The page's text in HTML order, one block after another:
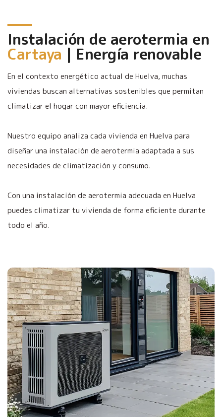
Instalación de aerotermia en
Cartaya | Energía renovable
En el contexto energético actual de Huelva, muchas
viviendas buscan alternativas sostenibles que permitan
climatizar el hogar con mayor eficiencia.
Nuestro equipo analiza cada vivienda en Huelva para
diseñar una instalación de aerotermia adaptada a sus
necesidades de climatización y consumo.
Con una instalación de aerotermia adecuada en Huelva
puedes climatizar tu vivienda de forma eficiente durante
todo el año.